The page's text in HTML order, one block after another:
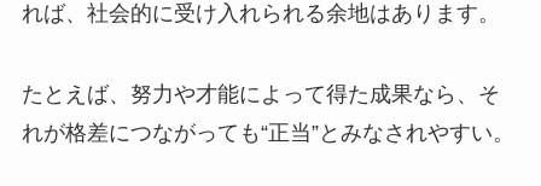
れば、社会的に受け入れられる余地はあります。
たとえば、努力や才能によって得た成果なら、そ
れが格差につながっても“正当”とみなされやすい。